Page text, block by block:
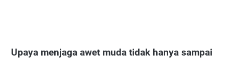
Upaya menjaga awet muda tidak hanya sampai